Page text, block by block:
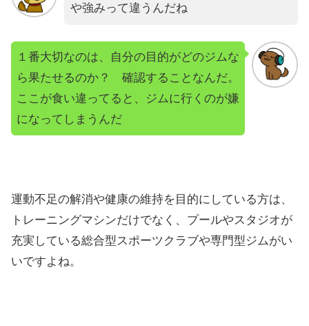
や強みって違うんだね
１番大切なのは、自分の目的がどのジムな
ら果たせるのか？ 確認することなんだ。
ここが食い違ってると、ジムに行くのが嫌
になってしまうんだ
運動不足の解消や健康の維持を目的にしている方は、
トレーニングマシンだけでなく、プールやスタジオが
充実している総合型スポーツクラブや専門型ジムがい
いですよね。